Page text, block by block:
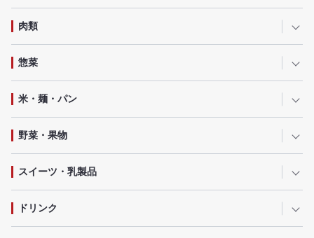
肉類
惣菜
米・麺・パン
野菜・果物
スイーツ・乳製品
ドリンク